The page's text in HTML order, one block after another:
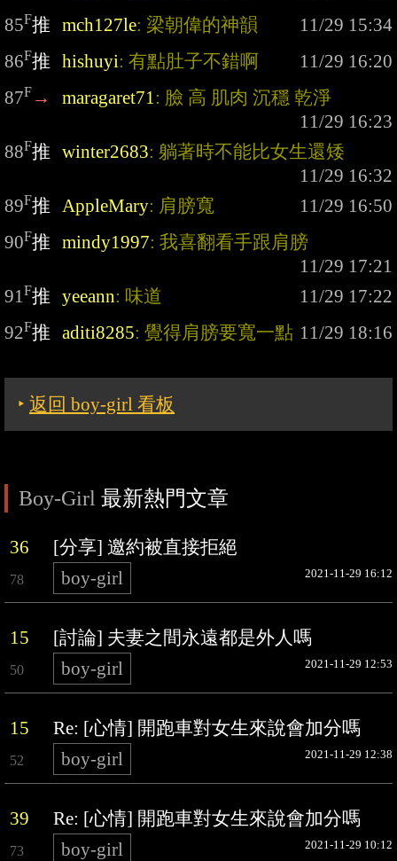
85F推 mch127le: 梁朝偉的神韻
86F推 hishuyi: 有點肚子不錯啊
87F → maragaret71 : 臉 高 肌肉 沉穩 乾淨
88F推 winter2683: 躺著時不能比女生還矮
89F推 AppleMary: 肩膀寬
90F推 mindy1997: 我喜翻看手跟肩膀
91 F推 yeeann: 味道
92F推 aditi8285: 覺得肩膀要寬一點
‣ 返回 boy-girl 看板
Boy-Girl 最新熱門文章
36 [分享] 邀約被直接拒絕
78 boy-girl 2021-11-29 16:12
15 [討論] 夫妻之間永遠都是外人嗎
50 boy-girl 2021-11-29 12:53
15 Re: [心情] 開跑車對女生來說會加分嗎
52 boy-girl 2021-11-29 12:38
39 Re: [心情] 開跑車對女生來說會加分嗎
73 boy-girl 2021-11-29 10:12